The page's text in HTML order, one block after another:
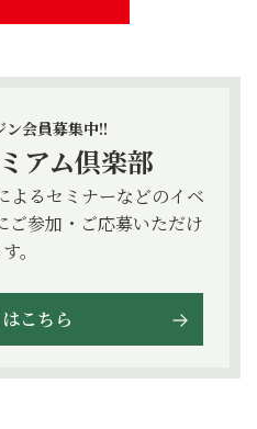
ン会員募集中!!
アム倶楽部
よるセミナーなどのイベ
ご参加・ご応募いただけ
。
こちら